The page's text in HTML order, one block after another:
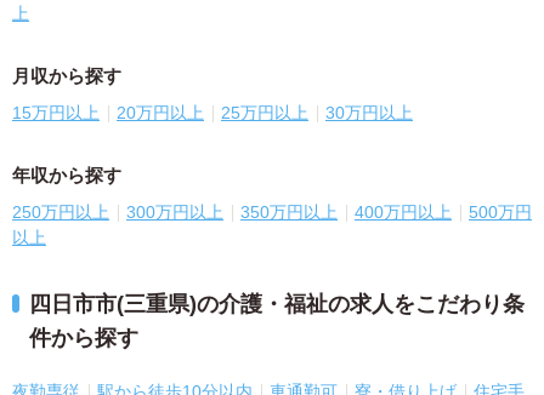
上
月収から探す
15万円以上 20万円以上 25万円以上 30万円以上
年収から探す
250万円以上 300万円以上 350万円以上 400万円以上
500万円
以上
四日市市(三重県)の介護・福祉の求人をこだわり条
件から探す